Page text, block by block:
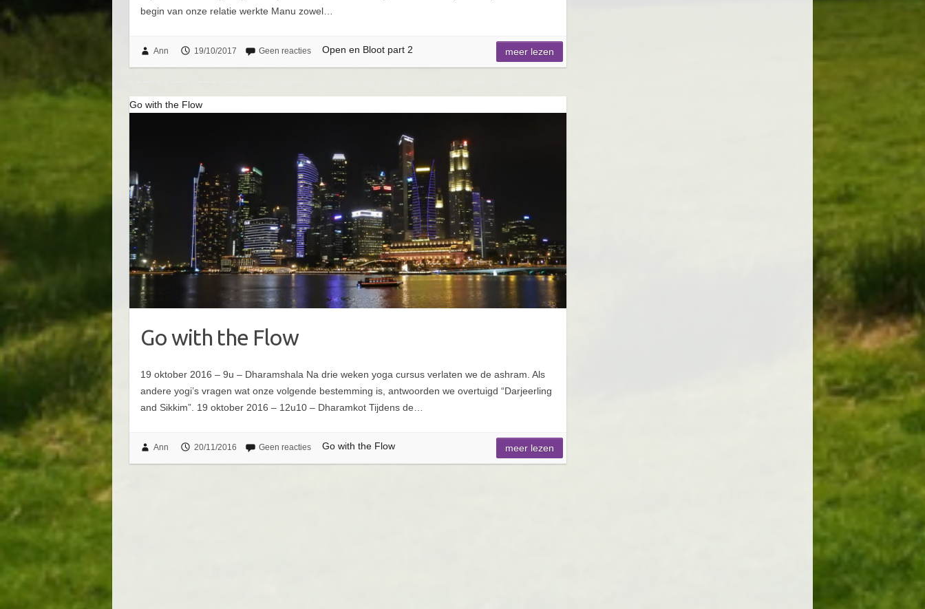
begin van onze relatie werkte Manu zowel…
Ann 19/10/2017 Geen reacties Open en Bloot part 2 meer lezen
Go with the Flow
Go with the Flow
19 oktober 2016 – 9u – Dharamshala Na drie weken yoga cursus verlaten we de ashram. Als
andere yogi’s vragen wat onze volgende bestemming is, antwoorden we overtuigd “Darjeerling
and Sikkim”. 19 oktober 2016 – 12u10 – Dharamkot Tijdens de…
Ann 20/11/2016 Geen reacties Go with the Flow meer lezen